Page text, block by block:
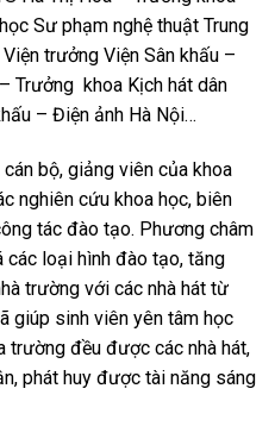
Sư phạm nghệ thuật Trung
trưởng Viện Sân khấu –
Trưởng khoa Kịch hát dân
– Điện ảnh Hà Nội…
bộ, giảng viên của khoa
nghiên cứu khoa học, biên
tác đào tạo. Phương châm
các loại hình đào tạo, tăng
trường với các nhà hát từ
giúp sinh viên yên tâm học
trường đều được các nhà hát,
phát huy được tài năng sáng